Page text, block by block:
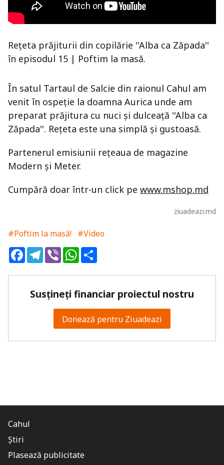
Rețeta prăjiturii din copilărie ''Alba ca Zăpada''
în episodul 15 | Poftim la masă.
În satul Tartaul de Salcie din raionul Cahul am
venit în ospeție la doamna Aurica unde am
preparat prăjitura cu nuci și dulceață ''Alba ca
Zăpada''. Rețeta este una simplă și gustoasă.
Partenerul emisiunii rețeaua de magazine
Modern și Meter.
Cumpără doar într-un click pe www.mshop.md
ziuadeazi.md
#Poftim la masă! #Video
FacebookTelegram
ViberWhatsApp
Susțineți financiar proiectul nostru
Donează pentru Ziuadeazi
Cahul
Știri
Plasează publicitate